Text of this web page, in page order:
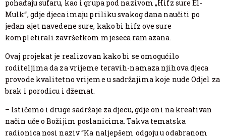
pohađaju sufaru, kao i grupa pod nazivom „Hifz sure El-
Mulk“, gdje djeca imaju priliku svakog dana naučiti po
jedan ajet navedene sure, kako bi hifz ove sure
kompletirali završetkom mjeseca ramazana.
Ovaj projekat je realizovan kako bi se omogućilo
roditeljima da za vrijeme teravih-namaza njihova djeca
provode kvalitetno vrijeme u sadržajima koje nude Odjel za
brak i porodicu i džemat.
– Ističemo i druge sadržaje za djecu, gdje oni na kreativan
način uče o Božijim poslanicima. Takva tematska
radionica nosi naziv “Ka naljepšem odgoju u odabranom